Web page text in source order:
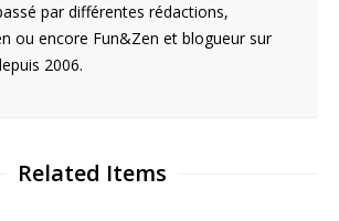
par différentes rédactions,
ou encore Fun&Zen et blogueur sur
2006.
Related Items